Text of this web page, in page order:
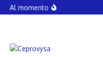
Saltar al contenido
Al momento
Detienen a
VÍCTOR